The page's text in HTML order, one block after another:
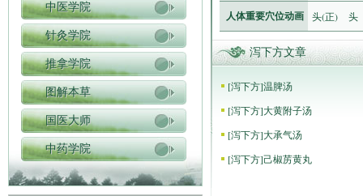
中医学院
针灸学院
推拿学院
图解本草
国医大师
中药学院
人体重要穴位动画 头(正) 头
泻下方文章
[泻下方]温脾汤
[泻下方]大黄附子汤
[泻下方]大承气汤
[泻下方]己椒苈黄丸